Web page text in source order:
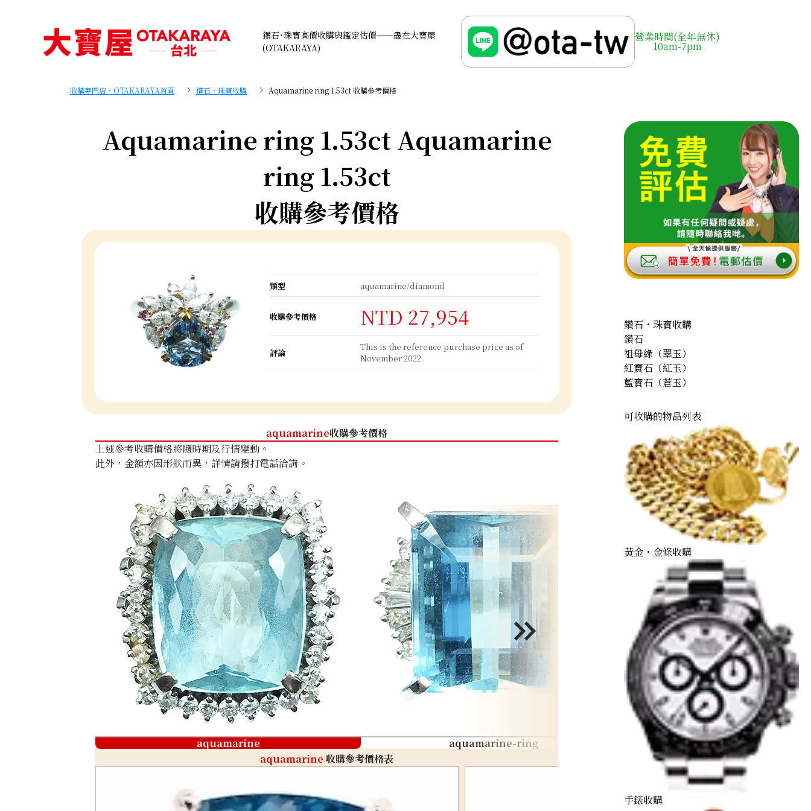
鑽石･珠寶高價收購與鑑定估價——盡在大寶屋
(OTAKARAYA)
營業時間(全年無休)
10am-7pm
收購專門店・OTAKARAYA首頁 鑽石・珠寶收購 Aquamarine ring 1.53ct 收購參考價格
Aquamarine ring 1.53ct Aquamarine
ring 1.53ct
收購參考價格
類型 aquamarine/diamond
收購參考價格 NTD 27,954
評論
This is the reference purchase price as of
November 2022.
aquamarine收購參考價格
上述參考收購價格將隨時期及行情變動。
此外，金額亦因形狀而異，詳情請撥打電話洽詢。
aquamarine
aquamarine-ring
aquamarine 收購參考價格表
鑽石・珠寶收購
鑽石
祖母綠（翠玉）
紅寶石（紅玉）
藍寶石（蒼玉）
可收購的物品列表
黃金・金條收購
手錶收購